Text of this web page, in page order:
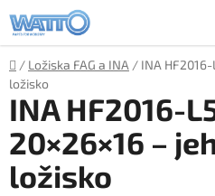
na
obsah
Domů
/ Ložiska FAG a INA / INA
ložisko
INA HF2016-
20×26×16 –
ložisko